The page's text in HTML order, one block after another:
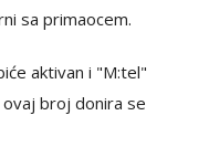
sa primaocem.
aktivan i "M:tel"
broj donira se